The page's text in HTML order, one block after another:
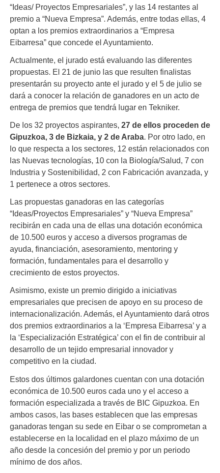
“Ideas/ Proyectos Empresariales”, y las 14 restantes al
premio a “Nueva Empresa”. Además, entre todas ellas, 4
optan a los premios extraordinarios a “Empresa
Eibarresa” que concede el Ayuntamiento.
Actualmente, el jurado está evaluando las diferentes
propuestas. El 21 de junio las que resulten finalistas
presentarán su proyecto ante el jurado y el 5 de julio se
dará a conocer la relación de ganadores en un acto de
entrega de premios que tendrá lugar en Tekniker.
De los 32 proyectos aspirantes, 27 de ellos proceden de
Gipuzkoa, 3 de Bizkaia, y 2 de Araba. Por otro lado, en
lo que respecta a los sectores, 12 están relacionados con
las Nuevas tecnologías, 10 con la Biología/Salud, 7 con
Industria y Sostenibilidad, 2 con Fabricación avanzada, y
1 pertenece a otros sectores.
Las propuestas ganadoras en las categorías
“Ideas/Proyectos Empresariales” y “Nueva Empresa”
recibirán en cada una de ellas una dotación económica
de 10.500 euros y acceso a diversos programas de
ayuda, financiación, asesoramiento, mentoring y
formación, fundamentales para el desarrollo y
crecimiento de estos proyectos.
Asimismo, existe un premio dirigido a iniciativas
empresariales que precisen de apoyo en su proceso de
internacionalización. Además, el Ayuntamiento dará otros
dos premios extraordinarios a la ‘Empresa Eibarresa’ y a
la ‘Especialización Estratégica’ con el fin de contribuir al
desarrollo de un tejido empresarial innovador y
competitivo en la ciudad.
Estos dos últimos galardones cuentan con una dotación
económica de 10.500 euros cada uno y el acceso a
formación especializada a través de BIC Gipuzkoa. En
ambos casos, las bases establecen que las empresas
ganadoras tengan su sede en Eibar o se comprometan a
establecerse en la localidad en el plazo máximo de un
año desde la concesión del premio y por un periodo
mínimo de dos años.